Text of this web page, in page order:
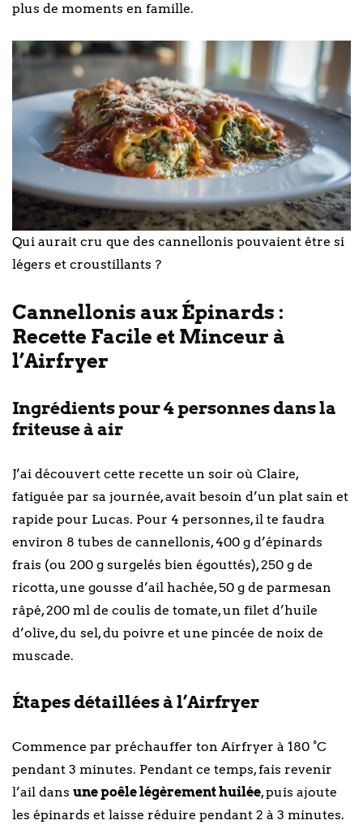
plus de moments en famille.
Qui aurait cru que des cannellonis pouvaient être si
légers et croustillants ?
Cannellonis aux Épinards :
Recette Facile et Minceur à
l’Airfryer
Ingrédients pour 4 personnes dans la
friteuse à air
J’ai découvert cette recette un soir où Claire,
fatiguée par sa journée, avait besoin d’un plat sain et
rapide pour Lucas. Pour 4 personnes, il te faudra
environ 8 tubes de cannellonis, 400 g d’épinards
frais (ou 200 g surgelés bien égouttés), 250 g de
ricotta, une gousse d’ail hachée, 50 g de parmesan
râpé, 200 ml de coulis de tomate, un filet d’huile
d’olive, du sel, du poivre et une pincée de noix de
muscade.
Étapes détaillées à l’Airfryer
Commence par préchauffer ton Airfryer à 180 °C
pendant 3 minutes. Pendant ce temps, fais revenir
l’ail dans une poêle légèrement huilée, puis ajoute
les épinards et laisse réduire pendant 2 à 3 minutes.